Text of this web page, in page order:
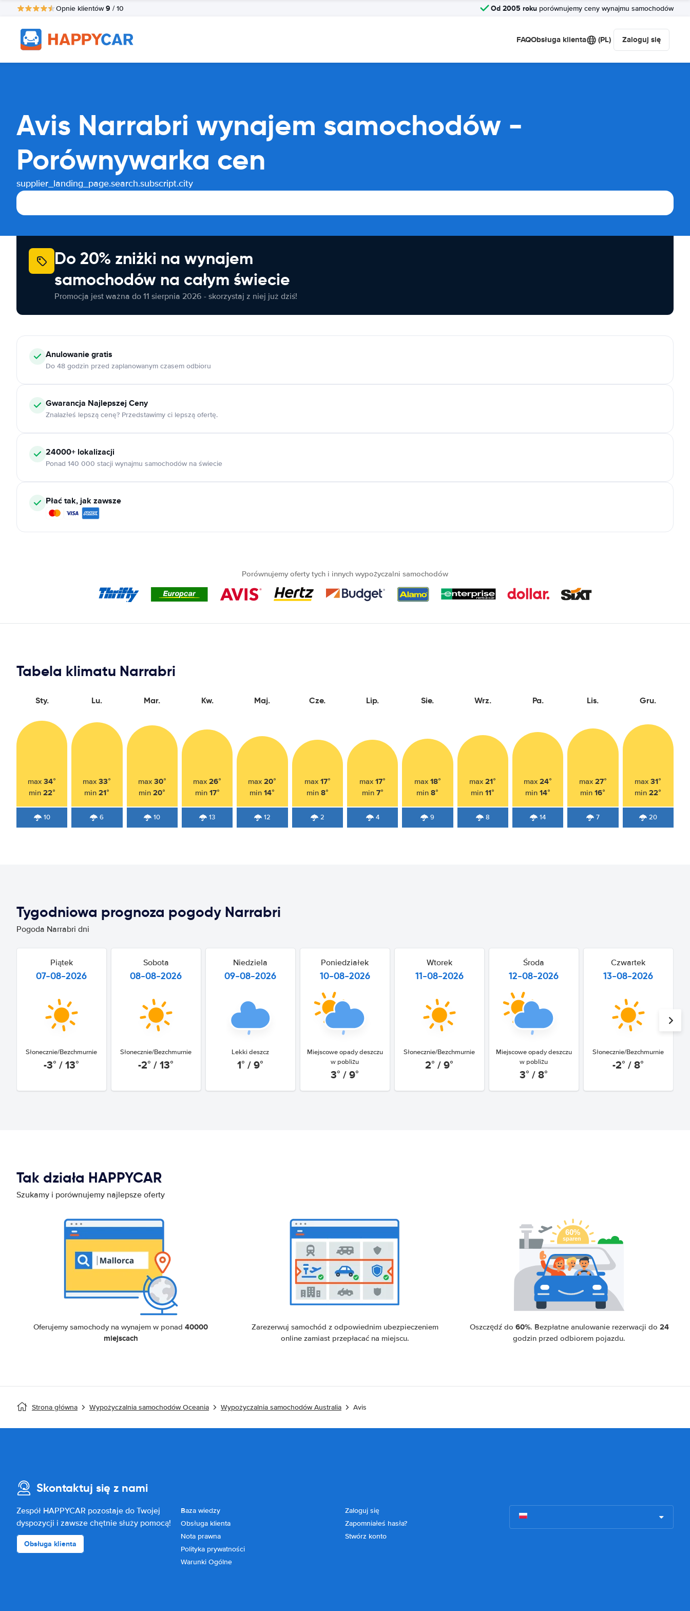
Opnie klientów9 / 10 Od 2005 roku porównujemy ceny wynajmu samochodów
FAQObsługa klienta (PL) Zaloguj się
Avis Narrabri wynajem samochodów -
Porównywarka cen
supplier_landing_page.search.subscript.city
Do 20% zniżki na wynajem
samochodów na całym świecie
Promocja jest ważna do 11 sierpnia 2026 - skorzystaj z niej już dziś!
Anulowaniegratis
Do 48 godzin przed zaplanowanym czasem odbioru
Gwarancja Najlepszej Ceny
Znalazłeś lepszą cenę? Przedstawimy ci lepszą ofertę.
24000+ lokalizacji
Ponad 140 000 stacji wynajmu samochodów na świecie
Płać tak, jak zawsze
Porównujemy oferty tych i innych wypożyczalni samochodów
Tabela klimatu Narrabri
Sty.
max34°
min 22°
10
Lu.
max33°
min21°
6
Mar.
max 30°
min20°
10
Kw.
max26°
min 17°
13
Maj.
max20°
min14°
12
Cze.
max 17°
min 8°
2
Lip.
max17°
min 7°
4
Sie.
max 18°
min8°
9
Wrz.
max21°
min11°
8
Pa.
max24°
min14°
14
Lis.
max 27°
min16°
7
Gru.
max31°
min22°
20
Tygodniowa prognoza pogody Narrabri
Pogoda Narrabri dni
Piątek
07-08-2026
Słonecznie/Bezchmurnie
-3° / 13°
Sobota
08-08-2026
Słonecznie/Bezchmurnie
-2° / 13°
Niedziela
09-08-2026
Lekki deszcz
1° / 9°
Poniedziałek
10-08-2026
Miejscowe opady deszczu
w pobliżu
3° / 9°
Wtorek
11-08-2026
Słonecznie/Bezchmurnie
2° / 9°
Środa
12-08-2026
Miejscowe opady deszczu
w pobliżu
3° / 8°
Czwartek
13-08-2026
Słonecznie/Bezchmurnie
-2° / 8°
Tak działa HAPPYCAR
Szukamy i porównujemy najlepsze oferty
Oferujemy samochody na wynajem w ponad40000
miejscach
Zarezerwuj samochód z odpowiednim ubezpieczeniem
online zamiast przepłacać na miejscu.
Oszczędź do 60%. Bezpłatne anulowanie rezerwacji do 24
godzin przed odbiorem pojazdu.
Strona główna Wypożyczalnia samochodów Oceania Wypożyczalnia samochodów Australia Avis
Skontaktuj się z nami
Zespół HAPPYCAR pozostaje do Twojej
dyspozycji i zawsze chętnie służy pomocą!
Obsługa klienta
Baza wiedzy
Obsługa klienta
Nota prawna
Polityka prywatności
Warunki Ogólne
Zaloguj się
Zapomniałeś hasła?
Stwórz konto